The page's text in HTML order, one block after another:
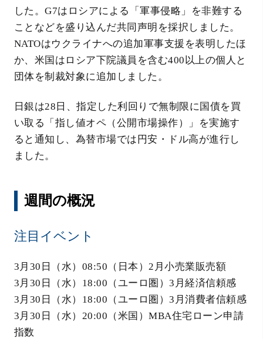
した。G7はロシアによる「軍事侵略」を非難する
ことなどを盛り込んだ共同声明を採択しました。
NATOはウクライナへの追加軍事支援を表明したほ
か、米国はロシア下院議員を含む400以上の個人と
団体を制裁対象に追加しました。
日銀は28日、指定した利回りで無制限に国債を買
い取る「指し値オペ（公開市場操作）」を実施す
ると通知し、為替市場では円安・ドル高が進行し
ました。
週間の概況
注目イベント
3月30日（水）08:50（日本）2月小売業販売額
3月30日（水）18:00（ユーロ圏）3月経済信頼感
3月30日（水）18:00（ユーロ圏）3月消費者信頼感
3月30日（水）20:00（米国）MBA住宅ローン申請
指数